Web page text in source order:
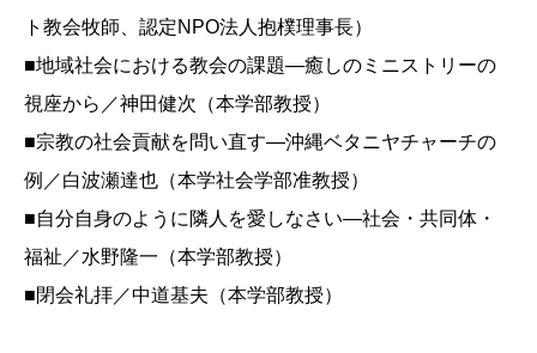
ト教会牧師、認定NPO法人抱樸理事長）
■地域社会における教会の課題―癒しのミニストリーの
視座から／神田健次（本学部教授）
■宗教の社会貢献を問い直す―沖縄ベタニヤチャーチの
例／白波瀬達也（本学社会学部准教授）
■自分自身のように隣人を愛しなさい―社会・共同体・
福祉／水野隆一（本学部教授）
■閉会礼拝／中道基夫（本学部教授）